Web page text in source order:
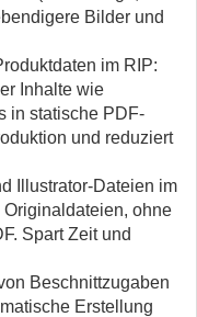
Bilder und
im RIP:
Inhalte wie
in statische PDF-
und reduziert
Illustrator-Dateien im
Originaldateien, ohne
Spart Zeit und
Beschnittzugaben
Erstellung